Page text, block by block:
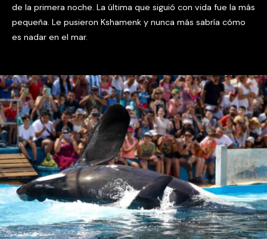
de la primera noche. La última que siguió con vida fue la más
pequeña. Le pusieron Kshamenk y nunca más sabría cómo
es nadar en el mar.